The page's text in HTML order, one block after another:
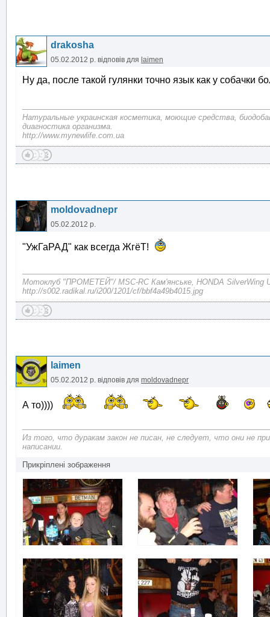
drakosha
05.02.2012 р. відповів для laimen
Ну да, после такой гулянки точно язык как у собачки
Натуральные украинская косметика, моющие средства,
диагностика организма.
http://www.mynewlife.com.ua
moldovadnepr
05.02.2012 р.
"УжГаРАД" как всегда ЖгёТ!
Mотоклуб "ПРОМЕТЕЙ"/ MSC-RC Кам'янське, HONDA SilverWing
http://s002.radikal.ru/i200/1201/cf/bbf4a49b4015.jpg
laimen
05.02.2012 р. відповів для moldovadnepr
А то))))
Из того, что дуракам закон не писан, не следует, что они не
написании.
Прикріплені зображення